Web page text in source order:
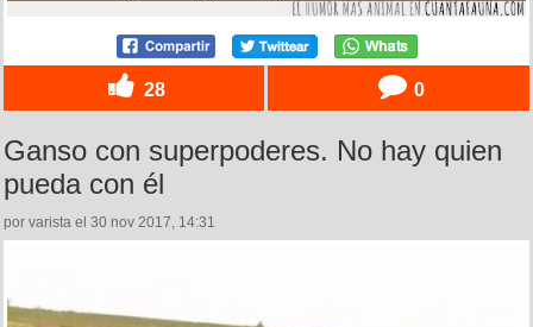
28 0
Ganso con superpoderes. No hay quien
pueda con él
por varista el 30 nov 2017, 14:31